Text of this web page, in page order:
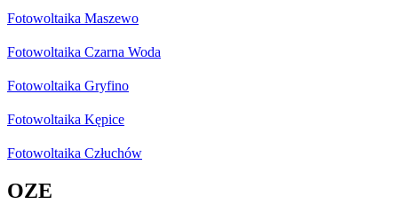
Fotowoltaika Maszewo
Fotowoltaika Czarna Woda
Fotowoltaika Gryfino
Fotowoltaika Kępice
Fotowoltaika Człuchów
OZE